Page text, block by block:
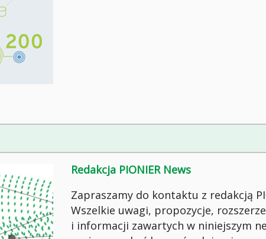
Redakcja PIONIER News
Zapraszamy do kontaktu z redakcją
Wszelkie uwagi, propozycje,
i informacji zawartych w niniejszym